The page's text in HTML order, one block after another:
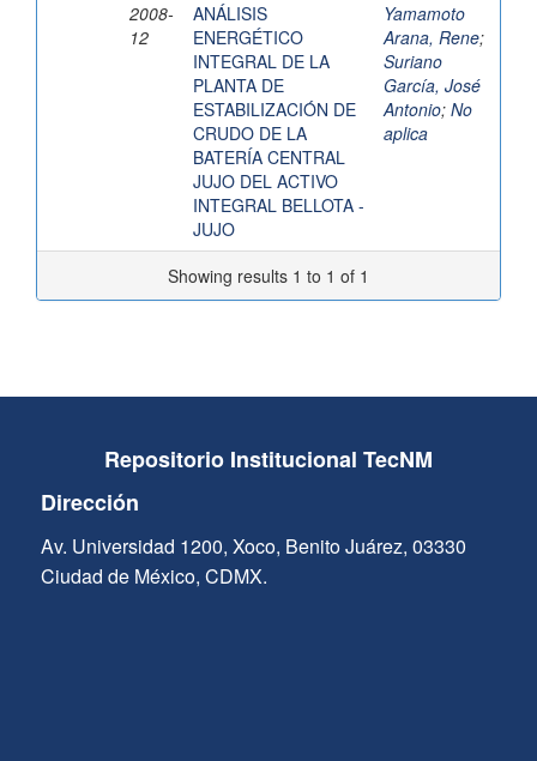
2008-
12
ANÁLISIS
ENERGÉTICO
INTEGRAL DE LA
PLANTA DE
ESTABILIZACIÓN DE
CRUDO DE LA
BATERÍA CENTRAL
JUJO DEL ACTIVO
INTEGRAL BELLOTA -
JUJO
Yamamoto
Arana, Rene;
Suriano
García, José
Antonio; No
aplica
Showing results 1 to 1 of 1
Repositorio Institucional TecNM
Dirección
Av. Universidad 1200, Xoco, Benito Juárez, 03330
Ciudad de México, CDMX.